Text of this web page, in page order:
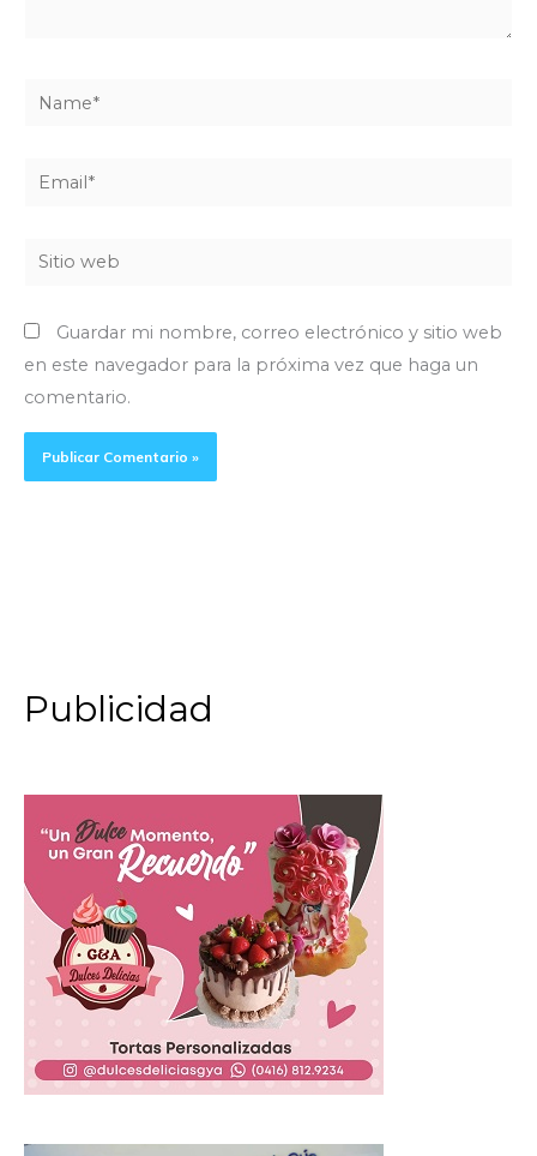
Name*
Email*
Sitio
Guardar mi nombre, correo electrónico y sitio web
en este navegador para la próxima vez que haga un
comentario.
Publicidad